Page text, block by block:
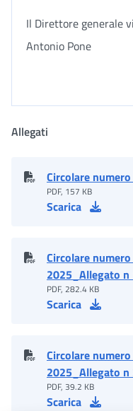
Il Direttore generale
Antonio Pone
Allegati
Circolare
PDF, 157 KB
Scarica
Circolare
2025_Allegato
PDF, 282.4 KB
Scarica
Circolare
2025_Allegato
PDF, 39.2 KB
Scarica